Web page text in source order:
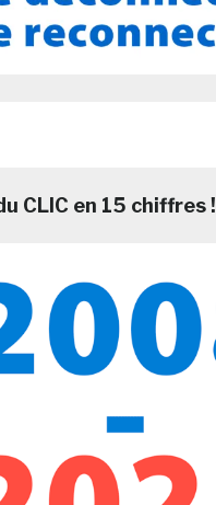
CLIC en 15 chiffres !